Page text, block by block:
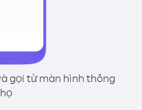
gọi từ màn hình thông